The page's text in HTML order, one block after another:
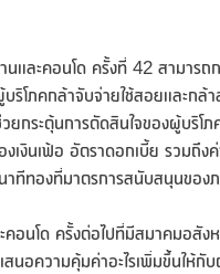
นและคอนโด ครั้งที่ 42 สามารถ
ริโภคกล้าจับจ่ายใช้สอยและก
วยกระตุ้นการตัดสินใจของผู้บริ
งเงินเฟ้อ อัตราดอกเบี้ย รวมถึ
าทีทองที่มาตรการสนับสนุนของ
คอนโด ครั้งต่อไปที่มีสมาคมอสัง
สนอความคุ้มค่าอะไรเพิ่มขึ้นให้